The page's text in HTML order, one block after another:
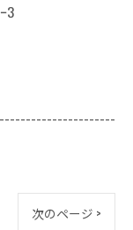
3
次のページ >